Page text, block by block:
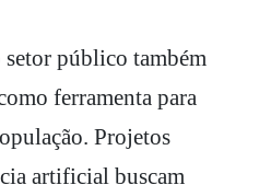
setor público também
ferramenta para
Projetos
artificial buscam